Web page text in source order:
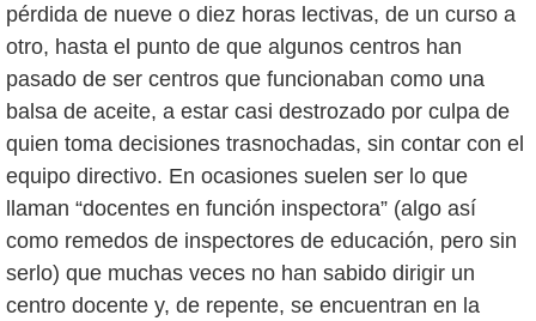
pérdida de nueve o diez horas lectivas, de un curso a
otro, hasta el punto de que algunos centros han
pasado de ser centros que funcionaban como una
balsa de aceite, a estar casi destrozado por culpa de
quien toma decisiones trasnochadas, sin contar con el
equipo directivo. En ocasiones suelen ser lo que
llaman “docentes en función inspectora” (algo así
como remedos de inspectores de educación, pero sin
serlo) que muchas veces no han sabido dirigir un
centro docente y, de repente, se encuentran en la